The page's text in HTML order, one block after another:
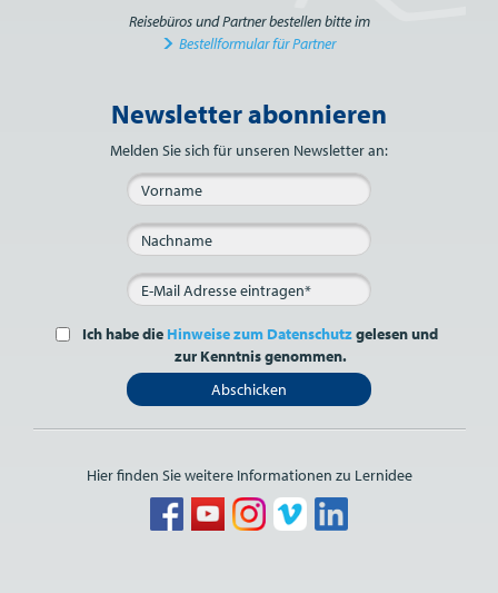
Reisebüros und Partner bestellen bitte im
Bestellformular für Partner
Bitte nicht ausfüllen.
Newsletter abonnieren
Melden Sie sich für unseren Newsletter an:
Ich habe die Hinweise zum Datenschutzgelesen und
zur Kenntnis genommen.
Abschicken
Hier finden Sie weitere Informationen zu Lernidee